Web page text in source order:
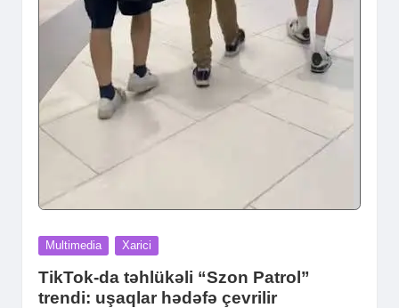
Posted
Multimedia Xarici
TikTok-da təhlükəli “Szon Patrol”
trendi: uşaqlar hədəfə çevrilir